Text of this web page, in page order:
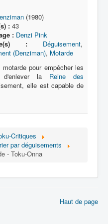
(1980)
:43
: Denzi Pink
:
Déguisement,
(Denziman), Motarde
pour empêcher les
la Reine des
elle est capable de
Critiques
par déguisements
- Toku-Onna
Haut de page